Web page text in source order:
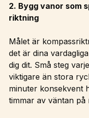
2. Bygg vanor som
riktning
Målet är
det är dina
dig dit. Små steg
viktigare än stora
minuter konsekvent
timmar av väntan på